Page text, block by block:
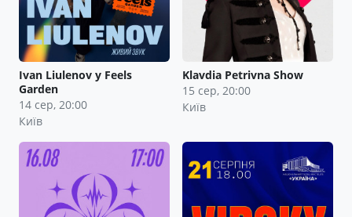
Ivan Liulenov у Feels
Garden
14 сер, 20:00
Київ
Klavdia Petrivna Show
15 сер, 20:00
Київ